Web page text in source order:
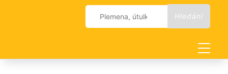
Vyhledávání